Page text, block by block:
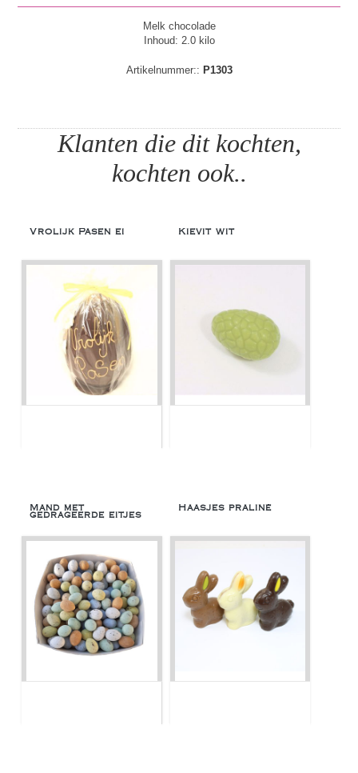
Melk chocolade
Inhoud: 2.0 kilo
Artikelnummer:: P1303
Klanten die dit kochten,
kochten ook..
Vrolijk Pasen ei Kievit wit
Mand met
gedrageerde eitjes
Haasjes praliné